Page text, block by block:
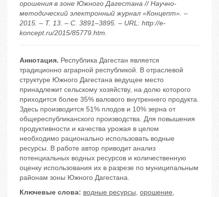
орошения в зоне Южного Дагестана // Научно-
методический электронный журнал «Концепт». –
2015. – Т. 13. – С. 3891–3895. – URL: http://e-
koncept.ru/2015/85779.htm.
Аннотация. Республика Дагестан является
традиционно аграрной республикой. В отраслевой
структуре Южного Дагестана ведущее место
принадлежит сельскому хозяйству, на долю которого
приходится более 35% валового внутреннего продукта.
Здесь производится 51% плодов и 10% зерна от
общереспубликанского производства. Для повышения
продуктивности и качества урожая в целом
необходимо рационально использовать водные
ресурсы. В работе автор приводит анализ
потенциальных водных ресурсов и количественную
оценку использования их в разрезе по муниципальным
районам зоны Южного Дагестана.
Ключевые слова: водные ресурсы, орошение,